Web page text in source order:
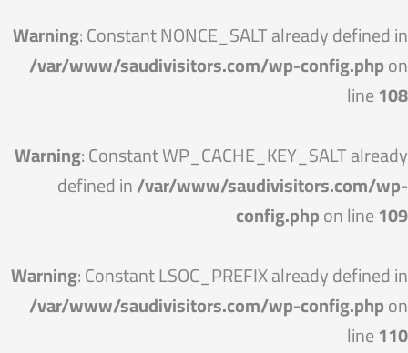
Warning: Constant NONCE_SALT already defined in
/var/www/saudivisitors.com/wp-config.phpon
line108
Warning: Constant WP_CACHE_KEY_SALT already
defined in/var/www/saudivisitors.com/wp-
config.phpon line109
Warning: Constant LSOC_PREFIX already defined in
/var/www/saudivisitors.com/wp-config.phpon
line110